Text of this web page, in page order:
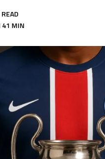
41 MIN